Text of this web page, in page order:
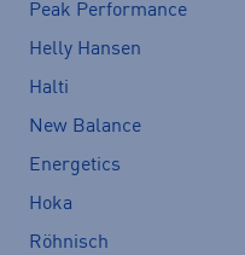
Peak Performance
Helly Hansen
Halti
New Balance
Energetics
Hoka
Röhnisch